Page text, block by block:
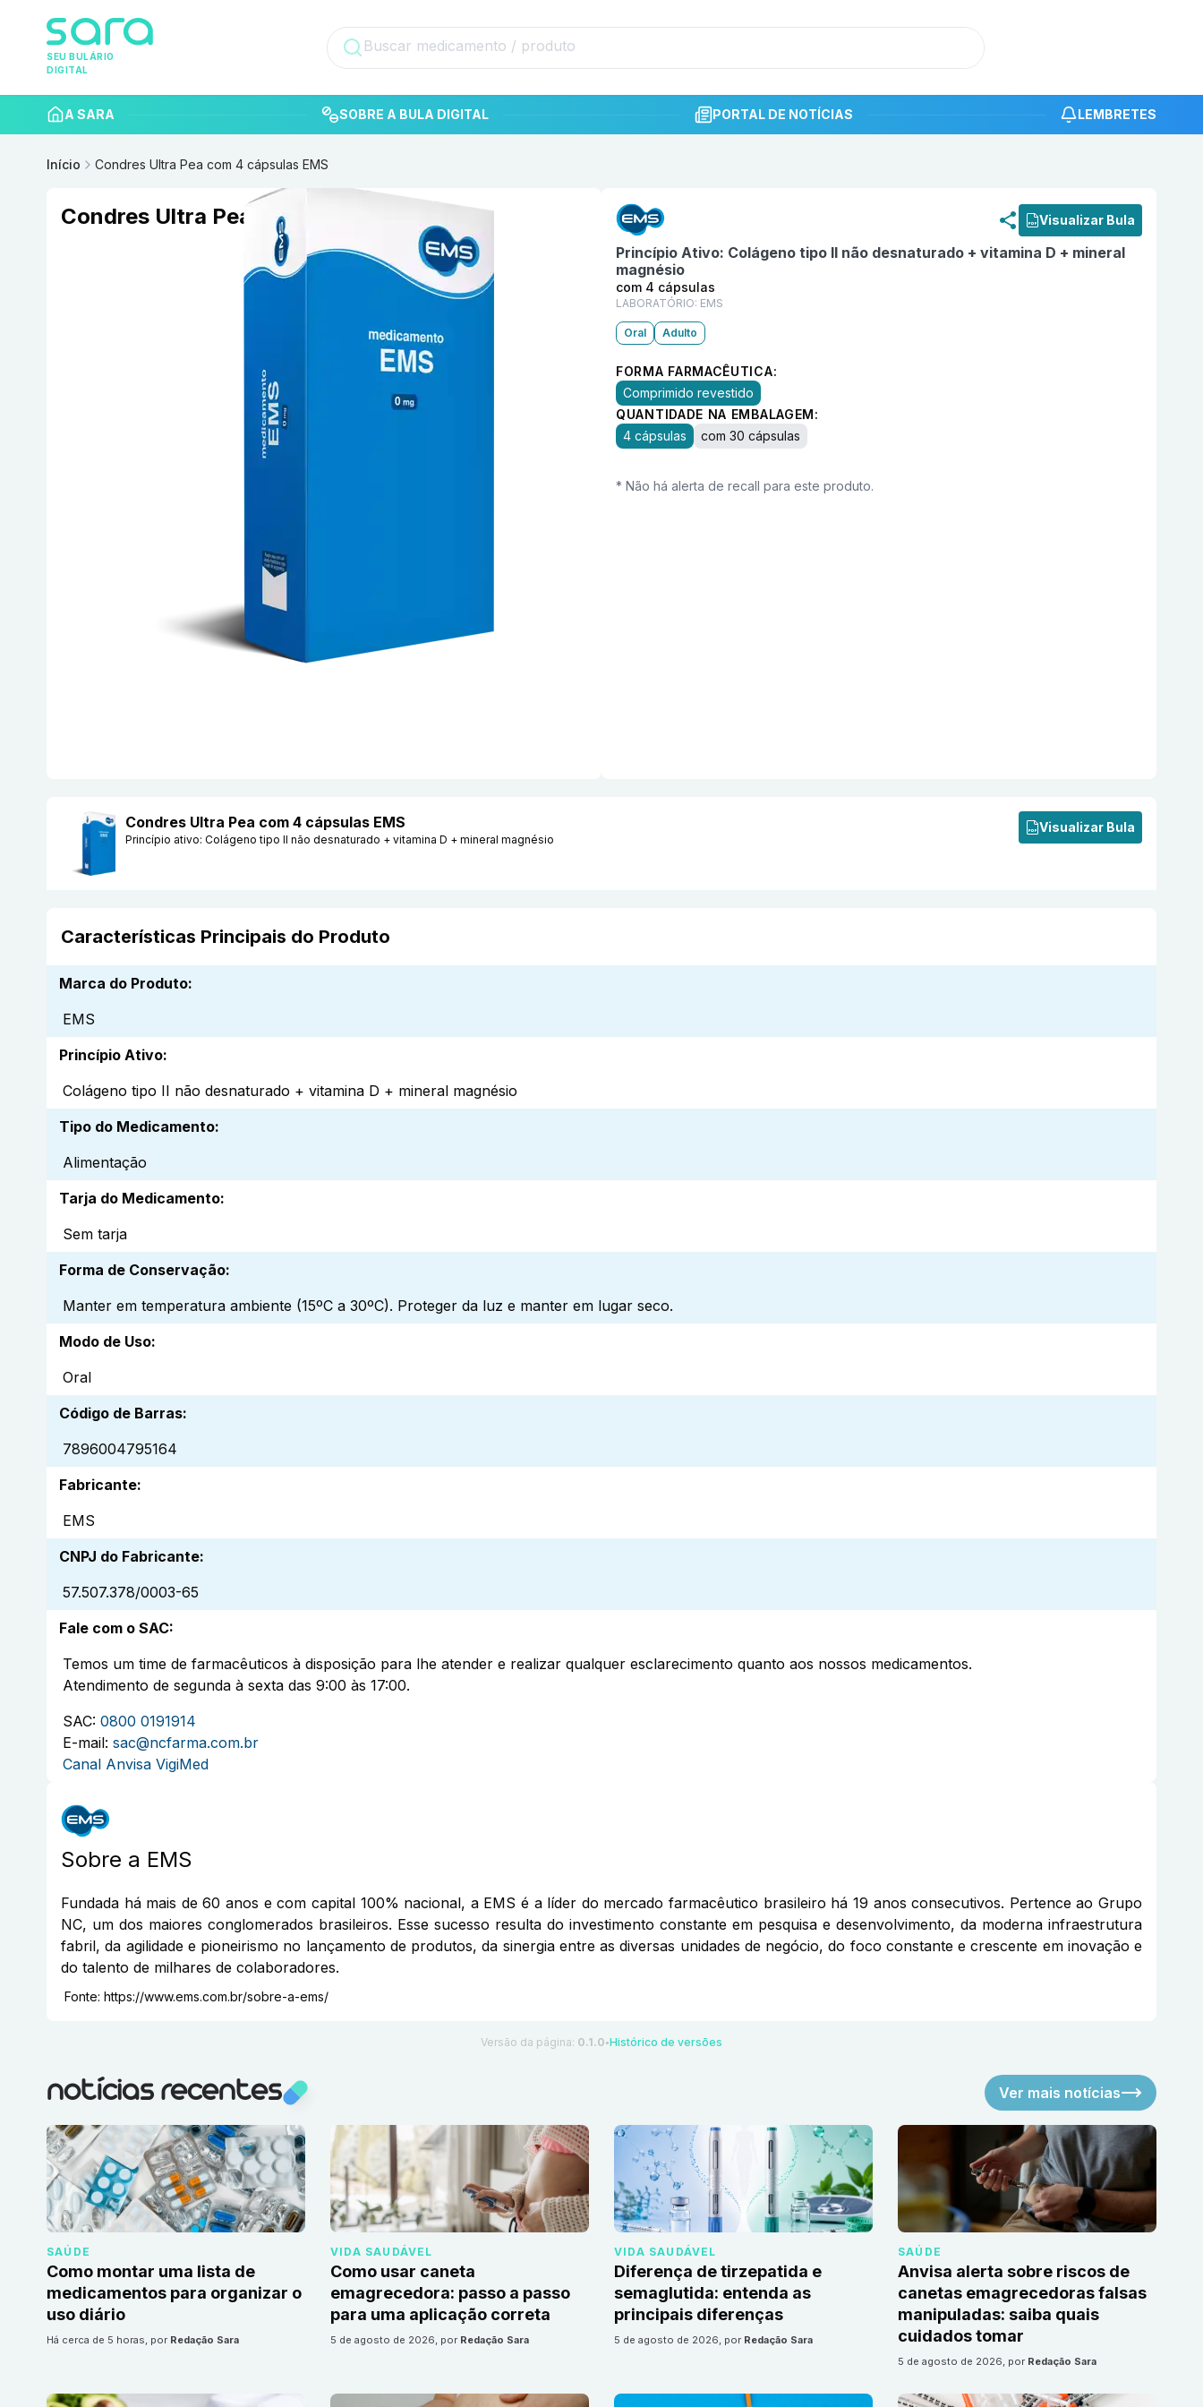
SEU BULÁRIO
DIGITAL
A SARA SOBRE A BULA DIGITAL PORTAL DE NOTÍCIAS LEMBRETES
Início Condres Ultra Pea com 4 cápsulas EMS
Condres Ultra Pea com 4 cápsulas EMS Visualizar Bula
Princípio Ativo: Colágeno tipo II não desnaturado + vitamina D + mineral
magnésio
com 4 cápsulas
LABORATÓRIO: EMS
Oral Adulto
FORMA FARMACÊUTICA:
Comprimido revestido
QUANTIDADE NA EMBALAGEM:
4 cápsulas
com 30 cápsulas
* Não há alerta de recall para este produto.
Condres Ultra Pea com 4 cápsulas EMS
Princípio ativo: Colágeno tipo II não desnaturado + vitamina D + mineral magnésio
Visualizar Bula
Características Principais do Produto
Marca do Produto:
EMS
Princípio Ativo:
Colágeno tipo II não desnaturado + vitamina D + mineral magnésio
Tipo do Medicamento:
Alimentação
Tarja do Medicamento:
Sem tarja
Forma de Conservação:
Manter em temperatura ambiente (15ºC a 30ºC). Proteger da luz e manter em lugar seco.
Modo de Uso:
Oral
Código de Barras:
7896004795164
Fabricante:
EMS
CNPJ do Fabricante:
57.507.378/0003-65
Fale com o SAC:
Temos um time de farmacêuticos à disposição para lhe atender e realizar qualquer esclarecimento quanto aos nossos medicamentos.
Atendimento de segunda à sexta das 9:00 às 17:00.
SAC: 0800 0191914
E-mail: sac@ncfarma.com.br
Canal Anvisa VigiMed
Sobre a EMS
Fundada há mais de 60 anos e com capital 100% nacional, a EMS é a líder do mercado farmacêutico brasileiro há 19 anos consecutivos. Pertence ao Grupo
NC, um dos maiores conglomerados brasileiros. Esse sucesso resulta do investimento constante em pesquisa e desenvolvimento, da moderna infraestrutura
fabril, da agilidade e pioneirismo no lançamento de produtos, da sinergia entre as diversas unidades de negócio, do foco constante e crescente em inovação e
do talento de milhares de colaboradores.
Fonte: https://www.ems.com.br/sobre-a-ems/
Versão da página: 0.1.0 ●Histórico de versões
notícias recentes Ver mais notícias
SAÚDE
Como montar uma lista de
medicamentos para organizar o
uso diário
há cerca de 5 horas, por Redação Sara
VIDA SAUDÁVEL
Como usar caneta
emagrecedora: passo a passo
para uma aplicação correta
5 de agosto de 2026, por Redação Sara
VIDA SAUDÁVEL
Diferença de tirzepatida e
semaglutida: entenda as
principais diferenças
5 de agosto de 2026, por Redação Sara
SAÚDE
Anvisa alerta sobre riscos de
canetas emagrecedoras falsas
manipuladas: saiba quais
cuidados tomar
5 de agosto de 2026, por Redação Sara